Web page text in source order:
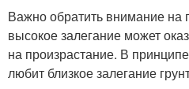
Важно обратить внимание на
высокое залегание может
на произрастание. В
любит близкое залегание